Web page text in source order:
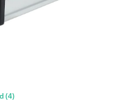
(4)